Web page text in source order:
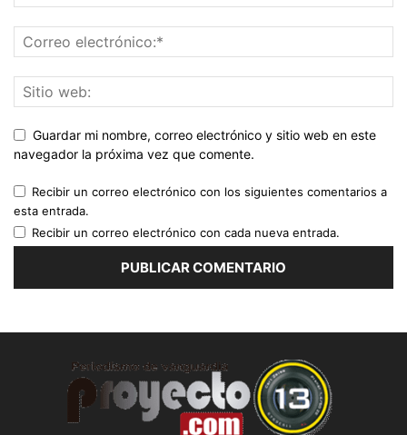
Guardar mi nombre, correo electrónico y sitio web en este
navegador la próxima vez que comente.
Recibir un correo electrónico con los siguientes comentarios a
esta entrada.
Recibir un correo electrónico con cada nueva entrada.